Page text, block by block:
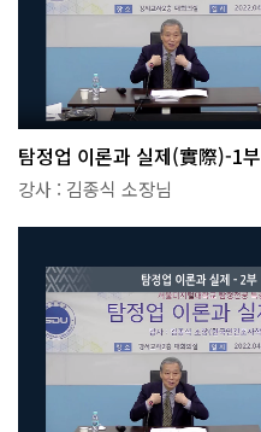
탐정업 이론과 실제(實際)-1부
강사 : 김종식 소장님